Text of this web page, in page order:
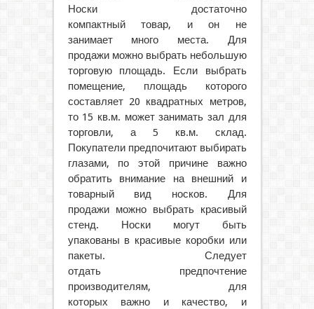
Носки достаточно
компактный товар, и он не
занимает много места. Для
продажи можно выбрать небольшую
торговую площадь. Если выбрать
помещение, площадь которого
составляет 20 квадратных метров,
то 15 кв.м. может занимать зал для
торговли, а 5 кв.м. склад.
Покупатели предпочитают выбирать
глазами, по этой причине важно
обратить внимание на внешний и
товарный вид носков. Для
продажи можно выбрать красивый
стенд. Носки могут быть
упакованы в красивые коробки или
пакеты. Следует
отдать предпочтение
производителям, для
которых важно и качество, и